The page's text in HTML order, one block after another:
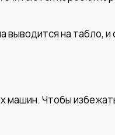
выводится на табло,
машин. Чтобы